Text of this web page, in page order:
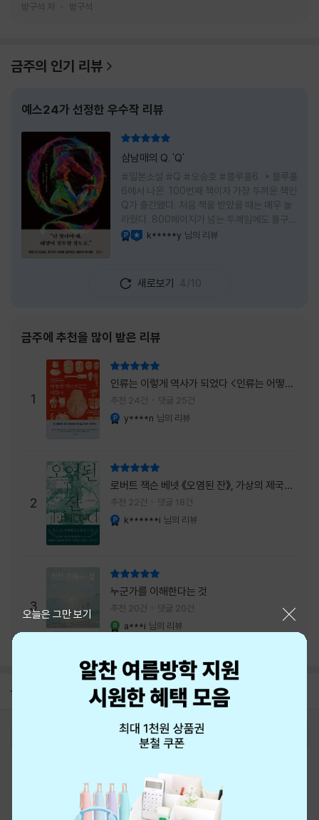
방구석 저 방구석
금주의 인기 리뷰
예스24가 선정한 우수작 리뷰
삼남매의 Q. 'Q'
#일본소설 #Q #오승호 #블루홀6 * 블루홀
6에서 나온 100번째 책이자 가장 두꺼운 책인
Q가 출간됐다. 처음 책을 받았을 때는 매우 놀
라웠다. 800페이지가 넘는 두께임에도 불구하
고 생각보다 책이 가벼웠다. 여기에 측면을 영
제목이 Q란다. 처음 제목을 봤을 때 나는 질문
을 의미하는 Question을 떠올렸다. 하지만 이
려는 걸까, 아니면 같이 논의를 하자는 걸까 고
개를 갸웃거리며 책을 펴들었다. * 틈만 나면
경적을 울리고 욕을 입에 달고 사는 선배와 일
하고 있는 하치. 히토미 클린이라는 청소업체
직원으로 일하는 그녀가 바라는 것은 그저 고요
한
k*****y 님의 리뷰
새로보기 4/10
금주에 추천을 많이 받은 리뷰
1
인류는 이렇게 역사가 되었다 <인류는 어떻게
역사가 되었나>
추천 24건 댓글 25건
y****n 님의 리뷰
2
로버트 잭슨 베넷 《오염된 잔》, 가상의 제국이
주는 실감과 미스터리 사건의 치밀함이 이루어
내는 최상의 시너지...
추천 22건 댓글 18건
k******i 님의 리뷰
3
누군가를 이해한다는 것
추천 20건 댓글 20건
a***i 님의 리뷰
공지 8월 신용카드 무이자할부 안내
오늘은 그만 보기
최근 본 상품
eBook 1:1문의/채팅상담
예스이십사(주) 사업자 정보